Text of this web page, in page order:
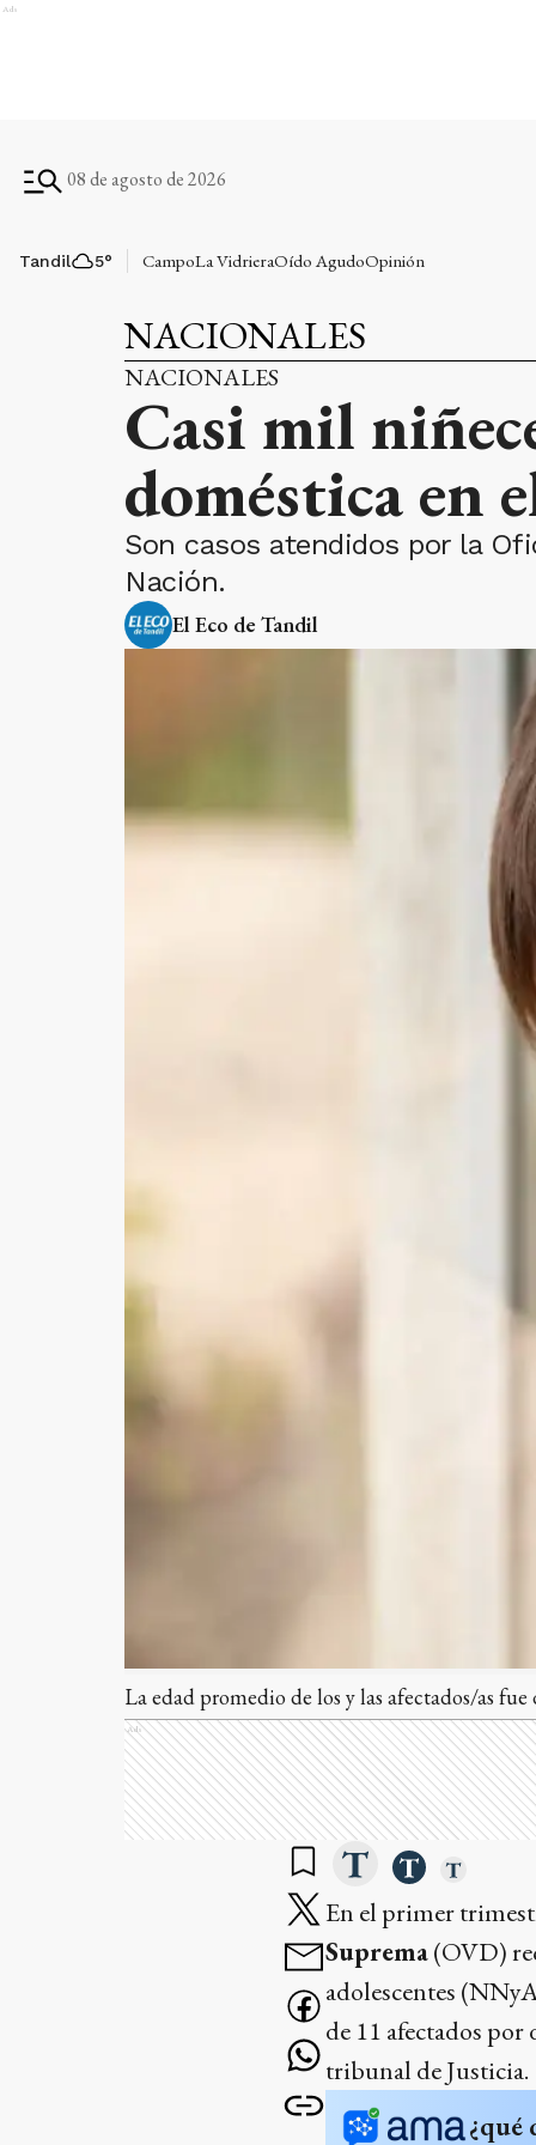
Ads
08 de agosto de 2026
Tandil 5° CampoLa VidrieraOído AgudoOpinión
NACIONALES
NACIONALES
Casi mil
doméstica en
Son casos atendidos por la
Nación.
El Eco de Tandil
La edad promedio de los y las afectados/as
Ads
En el primer
Suprema(OVD)
adolescentes
de 11 afectados
tribunal de Justicia.
¿qué